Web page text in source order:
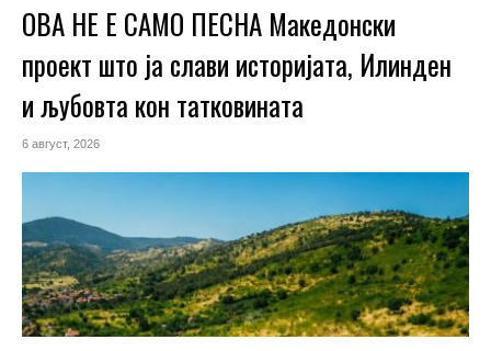
ОВА НЕ Е САМО ПЕСНА Македонски
проект што ја слави историјата, Илинден
и љубовта кон татковината
6 август, 2026